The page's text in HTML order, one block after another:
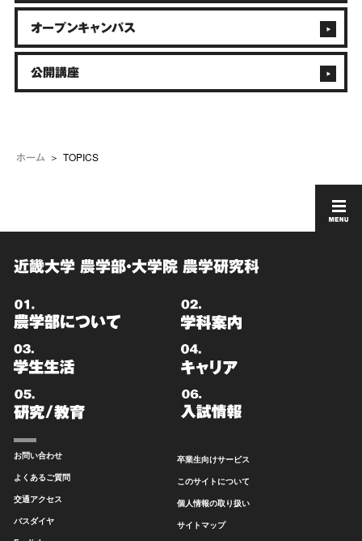
ホーム TOPICS
オープンキャンパス
公開講座
近畿大学 農学部・大学院 農学研究科
お問い合わせ
よくあるご質問
交通アクセス
バスダイヤ
卒業生向けサービス
このサイトについて
個人情報の取り扱い
サイトマップ